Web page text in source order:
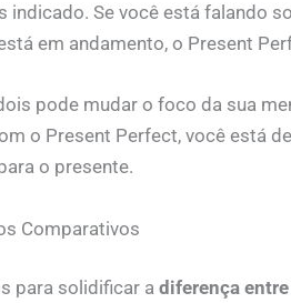
indicado. Se você está falando
em andamento, o Present
pode mudar o foco da sua
o Present Perfect, você está
o presente.
Comparativos
para solidificar a diferença